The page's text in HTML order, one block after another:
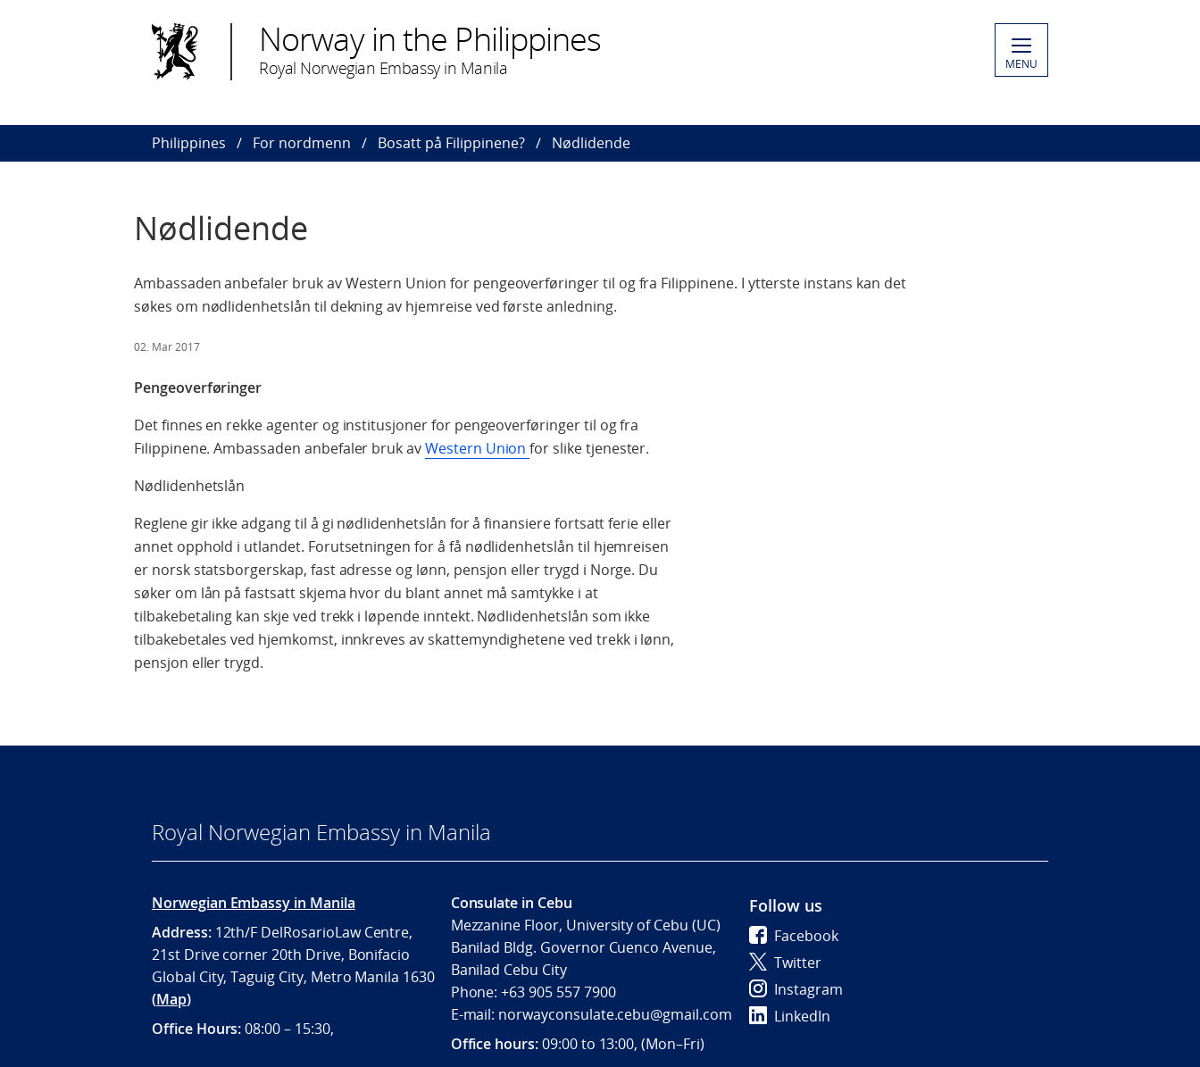
Norway in the Philippines
Royal Norwegian Embassy in Manila MENU
Philippines For nordmenn Bosatt på Filippinene? Nødlidende
Nødlidende
Ambassaden anbefaler bruk av Western Union for pengeoverføringer til og fra Filippinene. I ytterste instans kan det
søkes om nødlidenhetslån til dekning av hjemreise ved første anledning.
02. Mar 2017
Pengeoverføringer
Det finnes en rekke agenter og institusjoner for pengeoverføringer til og fra
Filippinene. Ambassaden anbefaler bruk avWestern Unionfor slike tjenester.
Nødlidenhetslån
Reglene gir ikke adgang til å gi nødlidenhetslån for å finansiere fortsatt ferie eller
annet opphold i utlandet. Forutsetningen for å få nødlidenhetslån til hjemreisen
er norsk statsborgerskap, fast adresse og lønn, pensjon eller trygd i Norge. Du
søker om lån på fastsatt skjema hvor du blant annet må samtykke i at
tilbakebetaling kan skje ved trekk i løpende inntekt. Nødlidenhetslån som ikke
tilbakebetales ved hjemkomst, innkreves av skattemyndighetene ved trekk i lønn,
pensjon eller trygd.
Royal Norwegian Embassy in Manila
Norwegian Embassy in Manila
Address:12th/F DelRosarioLaw Centre,
21st Drive corner 20th Drive, Bonifacio
Global City, Taguig City, Metro Manila 1630
(Map)
Office Hours:08:00 – 15:30,
Consulate in Cebu
Mezzanine Floor, University of Cebu (UC)
Banilad Bldg. Governor Cuenco Avenue,
Banilad Cebu City
Phone: +63 905 557 7900
E-mail: norwayconsulate.cebu@gmail.com
Office hours:09:00 to 13:00, (Mon–Fri)
Follow us
Facebook
Twitter
Instagram
LinkedIn